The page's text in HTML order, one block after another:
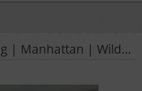
Schlafzimmer 4-teilig | Manhattan | Wildeiche Massivholz | AS Anthrazitglas | W01